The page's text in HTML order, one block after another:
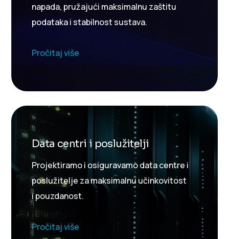
napada, pružajući maksimalnu zaštitu
podataka i stabilnost sustava.
Pročitaj više
Data centri i poslužitelji
Projektiramo i osiguravamo data centre i
poslužitelje za maksimalnu učinkovitost
i pouzdanost.
Pročitaj više